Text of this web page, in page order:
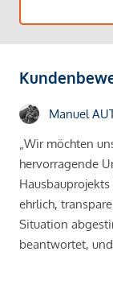
Manuel
„Wir möchten
hervorragende
ehrlich,
Situation
beantwortet,